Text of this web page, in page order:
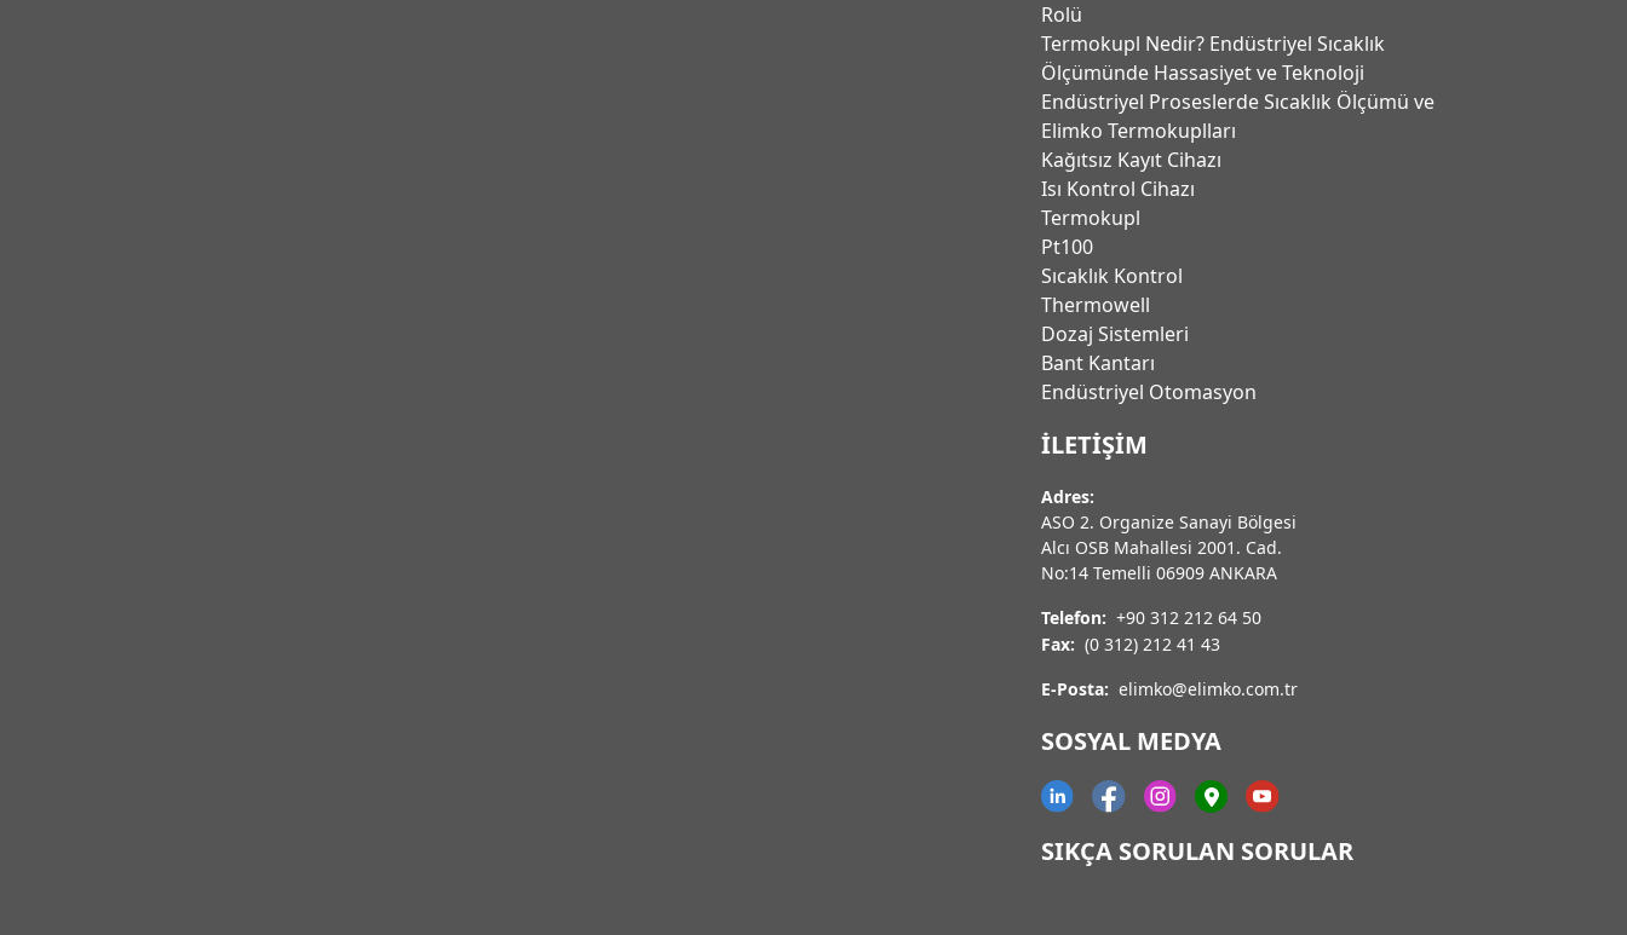
Rolü
Termokupl Nedir? Endüstriyel Sıcaklık
Ölçümünde Hassasiyet ve Teknoloji
Endüstriyel Proseslerde Sıcaklık Ölçümü ve
Elimko Termokuplları
Kağıtsız Kayıt Cihazı
Isı Kontrol Cihazı
Termokupl
Pt100
Sıcaklık Kontrol
Thermowell
Dozaj Sistemleri
Bant Kantarı
Endüstriyel Otomasyon
İLETIŞIM
Adres:
ASO 2. Organize Sanayi Bölgesi
Alcı OSB Mahallesi 2001. Cad.
No:14 Temelli 06909 ANKARA
Telefon: +90 312 212 64 50
Fax: (0 312) 212 41 43
E-Posta: elimko@elimko.com.tr
SOSYAL MEDYA
SIKÇA SORULAN SORULAR